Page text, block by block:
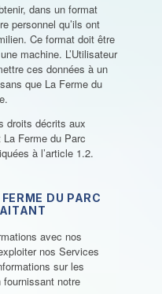
dans un format
personnel qu’ils ont
Ce format doit être
machine. L’Utilisateur
ces données à un
que La Ferme du
droits décrits aux
Ferme du Parc
à l’article 1.2.
DU PARC
avec nos
nos Services
sur les
notre